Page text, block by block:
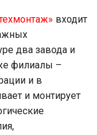
входит
два завода и
филиалы –
и в
и монтирует